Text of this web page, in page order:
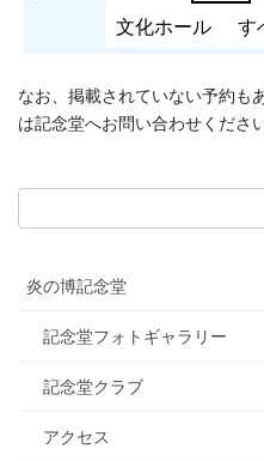
文化ホール す
なお、掲載されていない予約も
は記念堂へお問い合わせください
炎の博記念堂
記念堂フォトギャラリー
記念堂クラブ
アクセス